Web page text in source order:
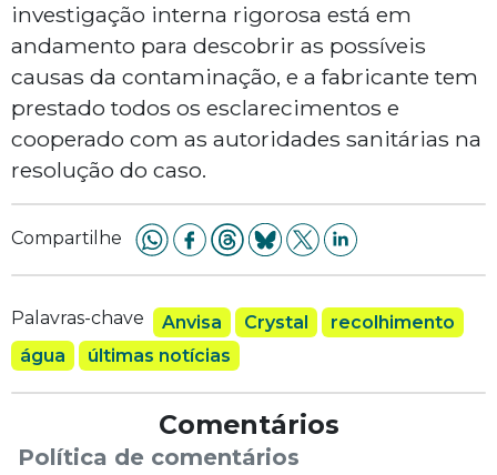
investigação interna rigorosa está em
andamento para descobrir as possíveis
causas da contaminação, e a fabricante tem
prestado todos os esclarecimentos e
cooperado com as autoridades sanitárias na
resolução do caso.
Compartilhe
Palavras-chave Anvisa Crystal
recolhimento
água
últimas notícias
Comentários
Política de comentários